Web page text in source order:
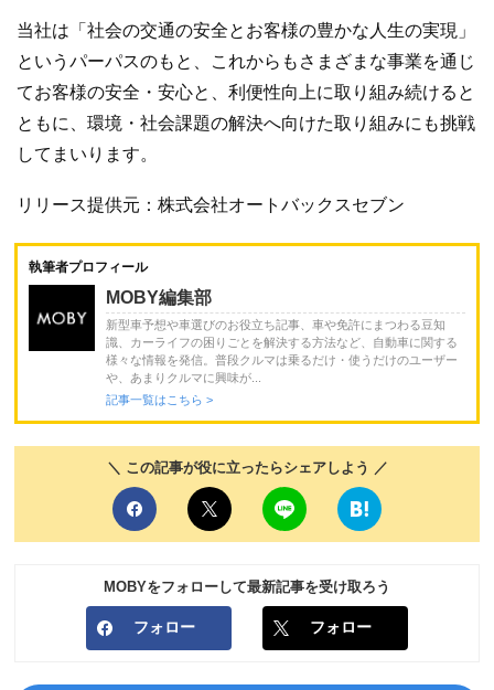
当社は「社会の交通の安全とお客様の豊かな人生の実現」
というパーパスのもと、これからもさまざまな事業を通じ
てお客様の安全・安心と、利便性向上に取り組み続けると
ともに、環境・社会課題の解決へ向けた取り組みにも挑戦
してまいります。
リリース提供元：株式会社オートバックスセブン
執筆者プロフィール
MOBY編集部
新型車予想や車選びのお役立ち記事、車や免許にまつわる豆知
識、カーライフの困りごとを解決する方法など、自動車に関する
様々な情報を発信。普段クルマは乗るだけ・使うだけのユーザー
や、あまりクルマに興味が...
記事一覧はこちら >
＼ この記事が役に立ったらシェアしよう ／
MOBYをフォローして最新記事を受け取ろう
フォロー フォロー